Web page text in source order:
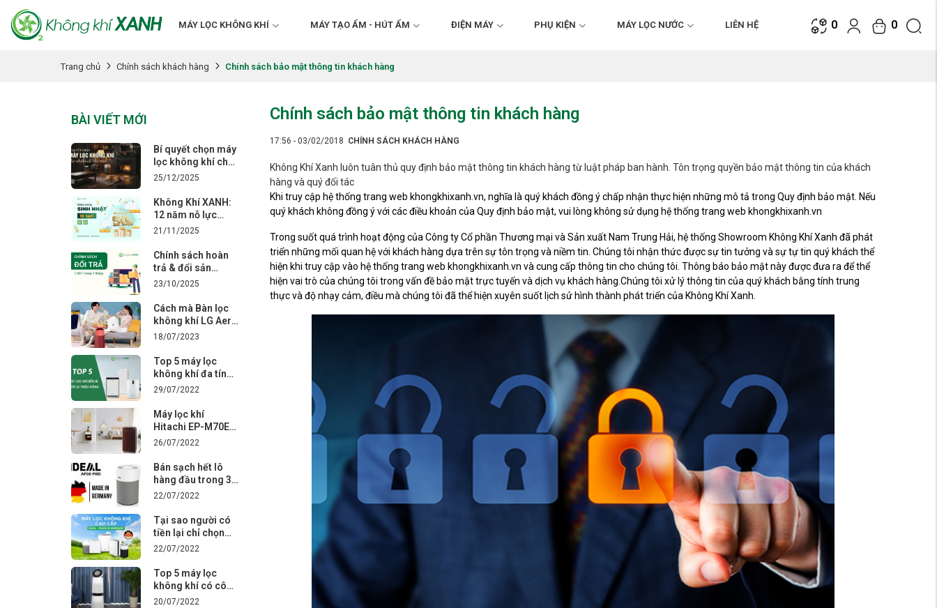
MÁY LỌC KHÔNG KHÍ MÁY TẠO ẨM - HÚT ẨM ĐIỆN MÁY PHỤ KIỆN MÁY LỌC NƯỚC LIÊN HỆ 0
0
Trang chủ Chính sách khách hàng Chính sách bảo mật thông tin khách hàng
BÀI VIẾT MỚI
Bí quyết chọn máy
lọc không khí cho
nhà nuôi chó mèo
25/12/2025
Không Khí XANH:
12 năm nỗ lực
mang đến không
người Việt
21/11/2025
Chính sách hoàn
trả & đổi sản
phẩm – Minh
chóng, thuận tiện
cho khách hàng
23/10/2025
Cách mà Bàn lọc
không khí LG Aero
Furniture chinh
trẻ
18/07/2023
Top 5 máy lọc
không khí đa tính
năng mà chỉ dưới
29/07/2022
Máy lọc khí
Hitachi EP-M70E,
EP-A9000 đã đỉnh
còn "khủng" hơn
nhờ thứ này
26/07/2022
Bán sạch hết lô
hàng đầu trong 3
ngày, máy lọc khí
có gì hot?
22/07/2022
Tại sao người có
tiền lại chỉ chọn
mua máy lọc
22/07/2022
Top 5 máy lọc
không khí có công
nghệ cao nhất
20/07/2022
Chính sách bảo mật thông tin khách hàng
17:56 - 03/02/2018 CHÍNH SÁCH KHÁCH HÀNG
Không Khí Xanh luôn tuân thủ quy định bảo mật thông tin khách hàng từ luật pháp ban hành. Tôn trọng quyền bảo mật thông tin của khách
hàng và quý đối tác
Khi truy cập hệ thống trang web khongkhixanh.vn, nghĩa là quý khách đồng ý chấp nhận thực hiện những mô tả trong Quy định bảo mật. Nếu
quý khách không đồng ý với các điều khoản của Quy định bảo mật, vui lòng không sử dụng hệ thống trang web khongkhixanh.vn
Trong suốt quá trình hoạt động của Công ty Cổ phần Thương mại và Sản xuất Nam Trung Hải, hệ thống Showroom Không Khí Xanh đã phát
triển những mối quan hệ với khách hàng dựa trên sự tôn trọng và niềm tin. Chúng tôi nhận thức được sự tin tưởng và sự tự tin quý khách thể
hiện khi truy cập vào hệ thống trang web khongkhixanh.vn và cung cấp thông tin cho chúng tôi. Thông báo bảo mật này được đưa ra để thể
hiện vai trò của chúng tôi trong vấn đề bảo mật trực tuyến và dịch vụ khách hàng.Chúng tôi xử lý thông tin của quý khách bằng tính trung
thực và độ nhạy cảm, điều mà chúng tôi đã thể hiện xuyên suốt lịch sử hình thành phát triển của Không Khí Xanh.